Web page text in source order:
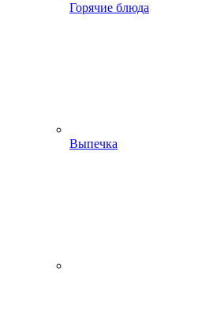
Горячие блюда
Выпечка